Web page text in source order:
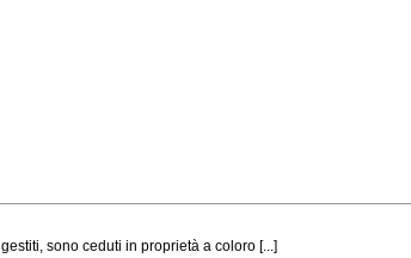
sono ceduti in proprietà a coloro [...]